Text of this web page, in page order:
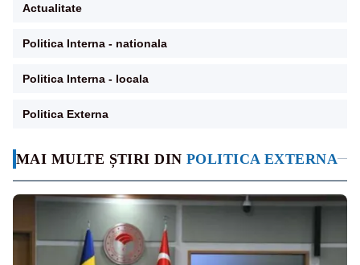
MAI MULTE ȘTIRI DIN POLITICA EXTERNA
Actualitate
Politica Interna - nationala
Politica Interna - locala
Politica Externa